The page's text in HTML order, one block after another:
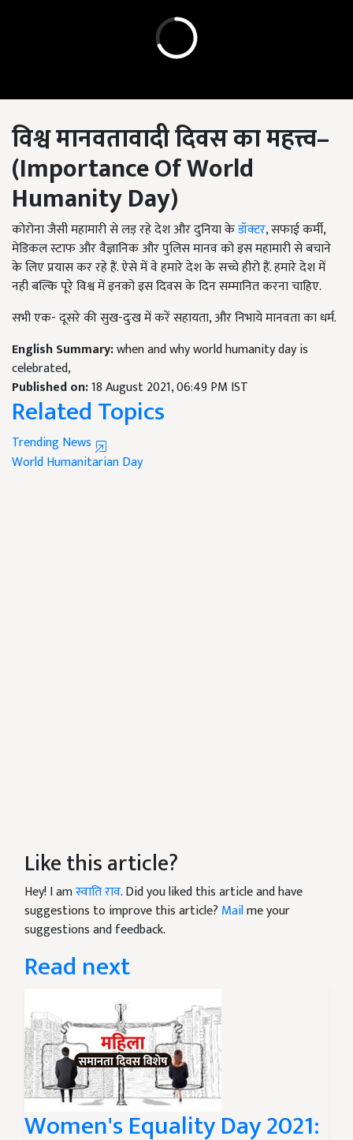
विश्वमानवतावादीदिवस का महत्त्व–
(Importance Of World
Humanity Day)
कोरोना जैसी महामारी से लड़ रहे देश और दुनिया केडॉक्टर, सफाई कर्मी,
मेडिकल स्टाफ और वैज्ञानिक और पुलिस मानव को इस महामारी से बचाने
के लिए प्रयास कर रहे हैं. ऐसे में वे हमारे देश के सच्चे हीरो हैं. हमारे देश में
नही बल्कि पूरे विश्व में इनको इस दिवस के दिन सम्मानित करना चाहिए.
सभी एक- दूसरे की सुख-दुःख में करें सहायता, और निभाये मानवता का धर्म.
English Summary:when and why world humanity day is
celebrated,
Published on:18 August 2021, 06:49 PM IST
Related Topics
Trending News
World Humanitarian Day
Like this article?
Hey! I amस्वाति राव. Did you liked this article and have
suggestions to improve this article? Mailme your
suggestions and feedback.
Read next
Women's Equality Day 2021: